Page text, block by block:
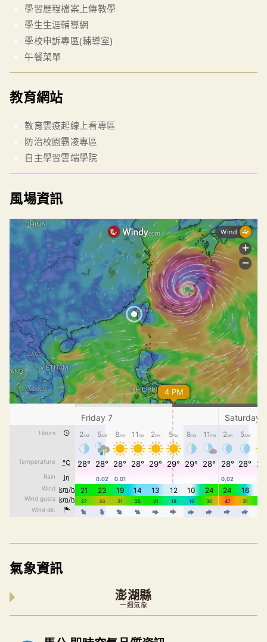
學習歷程檔案上傳教學
學生生涯輔導網
學校申訴專區(輔導室)
午餐菜單
教育網站
教育雲疫起線上看專區
防治校園霸凌專區
自主學習雲端學院
風場資訊
氣象資訊
澎湖縣
一週氣象